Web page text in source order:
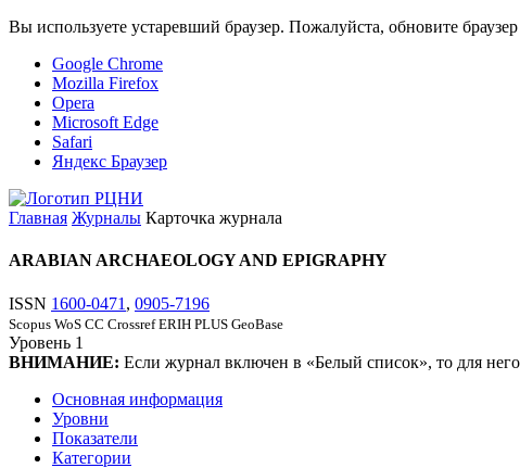
Вы используете устаревший браузер. Пожалуйста, обновите
Google Chrome
Mozilla Firefox
Opera
Microsoft Edge
Safari
Яндекс Браузер
Главная Журналы Карточка журнала
ARABIAN ARCHAEOLOGY AND EPIGRAPHY
ISSN 1600-0471 , 0905-7196
Scopus WoS CC Crossref ERIH PLUS GeoBase
Уровень 1
ВНИМАНИЕ: Если журнал включен в «Белый список», то для
Основная информация
Уровни
Показатели
Категории